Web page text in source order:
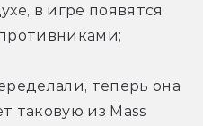
в игре появятся
теперь она
таковую из Mass